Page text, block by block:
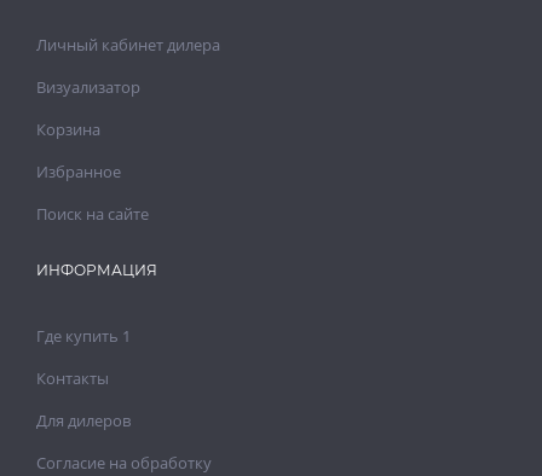
Личный кабинет дилера
Визуализатор
Корзина
Избранное
Поиск на сайте
ИНФОРМАЦИЯ
Где купить 1
Контакты
Для дилеров
Согласие на обработку